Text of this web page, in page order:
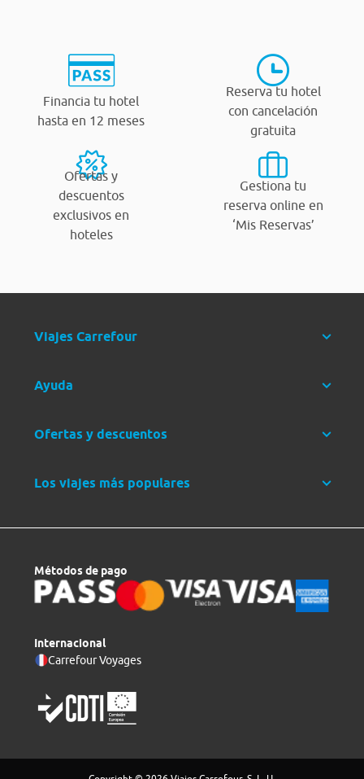
Financia tu hotel
hasta en 12 meses
Reserva tu hotel
con cancelación
gratuita
Ofertas y
descuentos
exclusivos en
hoteles
Gestiona tu
reserva online en
‘Mis Reservas’
Viajes Carrefour
Ayuda
Ofertas y descuentos
Los viajes más populares
Métodos de pago
Internacional
Carrefour Voyages